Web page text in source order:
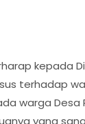
kepada
terhadap
warga Desa
yang